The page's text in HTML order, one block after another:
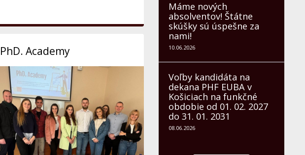
PhD. Academy
Máme nových
absolventov! Štátne
skúšky sú úspešne za
nami!
10.06.2026
Voľby kandidáta na
dekana PHF EUBA v
Košiciach na funkčné
obdobie od 01. 02. 2027
do 31. 01. 2031
08.06.2026